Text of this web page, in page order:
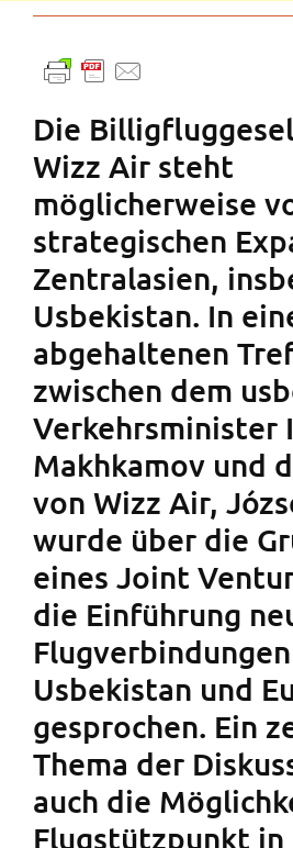
Die
Wizz Air steht
möglicherweise
strategischen
Zentralasien,
Usbekistan. In
abgehaltenen
zwischen dem
Verkehrsminister
Makhkamov und
von Wizz Air,
wurde über die
eines Joint
die Einführung
Usbekistan und
gesprochen. Ein
Thema der
auch die
Flugstützpunkt in